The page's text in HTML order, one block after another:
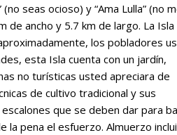
seas ocioso) y “Ama Lulla” (no
de ancho y 5.7 km de largo. La Isla
los pobladores
esta Isla cuenta con un jardín,
no turísticas usted apreciara de
de cultivo tradicional y sus
que se deben dar para
la pena el esfuerzo. Almuerzo